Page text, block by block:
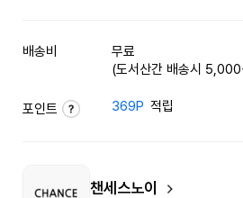
배송비
무료
(도서산간 배송시 5,000
포인트 369P 적립
챈세스노이